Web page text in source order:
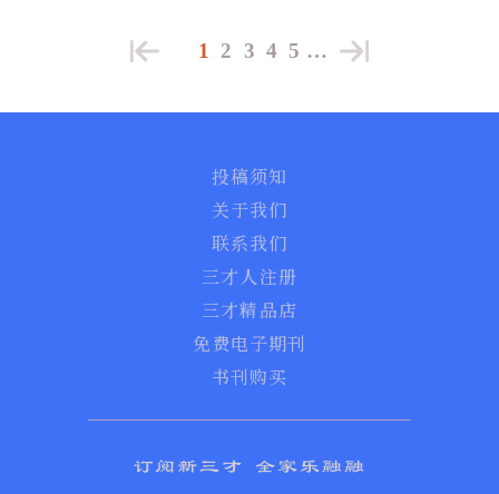
1 2 3 4 5 …
投稿须知
关于我们
联系我们
三才人注册
三才精品店
免费电子期刊
书刊购买
订阅新三才 全家乐融融